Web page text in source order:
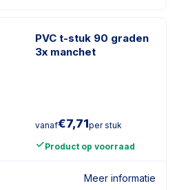
PVC t-stuk 90 graden
3x manchet
vanaf€7,71per stuk
Product op voorraad
Meer informatie